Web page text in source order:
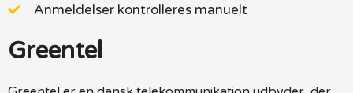
Anmeldelser kontrolleres manuelt
Greentel